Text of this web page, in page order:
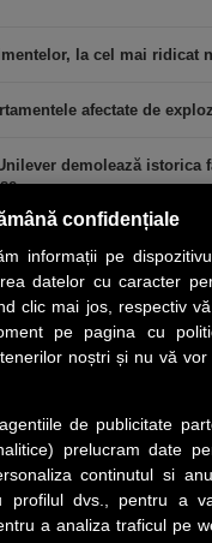
la cel mai ridicat
afectate de
demolează istorica
COVER STORY
iarul Financiar
Despre Noi
Contact Redactie
Contact Marketing
confidențiale
informații pe dispozitivul
datelor cu caracter
clic mai jos, respectiv
pe pagina cu
noștri și nu vă vor
de publicitate
prelucram date
continutul si
profilul dvs., pentru a
a analiza traficul pe